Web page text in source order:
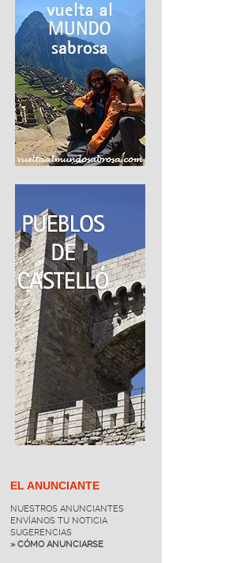
EL ANUNCIANTE
NUESTROS ANUNCIANTES
ENVÍANOS TU NOTICIA
SUGERENCIAS
» CÓMO ANUNCIARSE